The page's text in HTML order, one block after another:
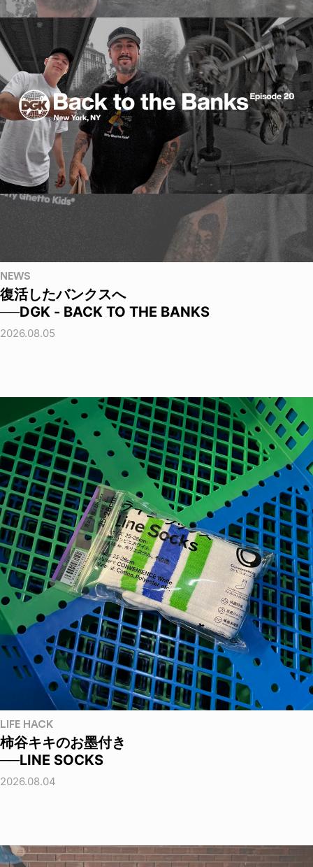
NEWS
復活したバンクスへ
──DGK - BACK TO THE BANKS
2026.08.05
LIFE HACK
柿谷キキのお墨付き
──LINE SOCKS
2026.08.04